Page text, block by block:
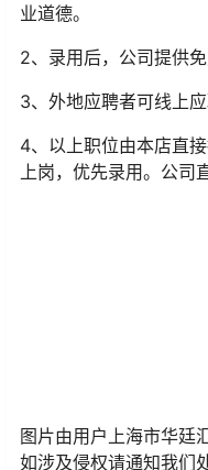
业道德。
2、录用后，公司提供
3、外地应聘者可线上应
4、以上职位由本店直
上岗，优先录用。公司
图片由用户上海市华廷
如涉及侵权请通知我们